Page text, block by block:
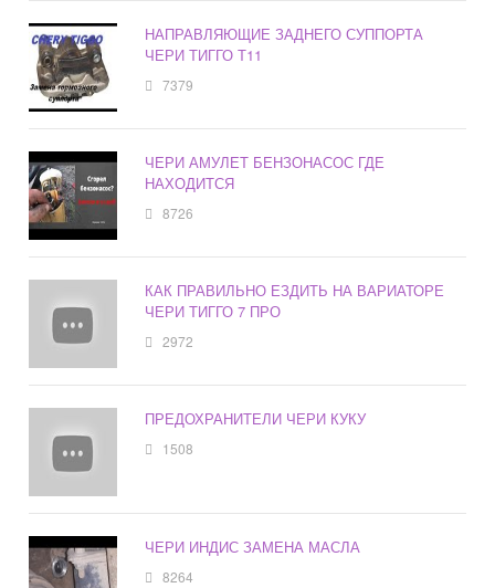
НАПРАВЛЯЮЩИЕ ЗАДНЕГО СУППОРТА
ЧЕРИ ТИГГО Т11
7379
ЧЕРИ АМУЛЕТ БЕНЗОНАСОС ГДЕ
НАХОДИТСЯ
8726
КАК ПРАВИЛЬНО ЕЗДИТЬ НА ВАРИАТОРЕ
ЧЕРИ ТИГГО 7 ПРО
2972
ПРЕДОХРАНИТЕЛИ ЧЕРИ КУКУ
1508
ЧЕРИ ИНДИС ЗАМЕНА МАСЛА
8264